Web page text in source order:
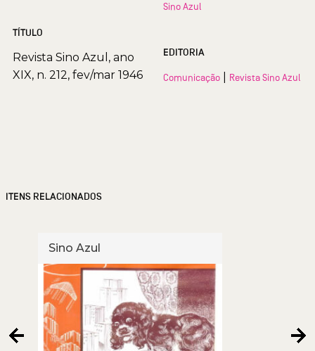
TÍTULO
Revista Sino Azul, ano
XIX, n. 212, fev/mar 1946
Sino Azul
EDITORIA
Comunicação Revista Sino Azul
ITENS RELACIONADOS
Sino Azul